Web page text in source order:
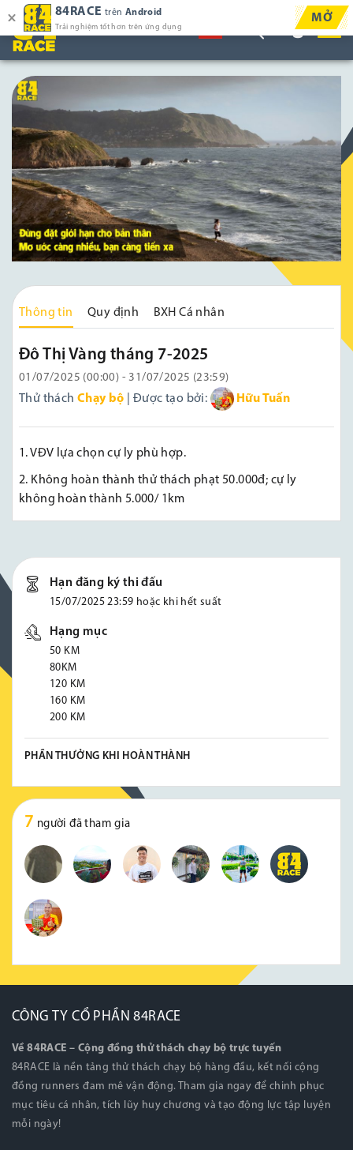
Thông tin Quy định BXH Cá nhân
Đô Thị Vàng tháng 7-2025
01/07/2025 (00:00) - 31/07/2025 (23:59)
Thử thách Chạy bộ | Được tạo bởi: Hữu Tuấn
1. VĐV lựa chọn cự ly phù hợp.
2. Không hoàn thành thử thách phạt 50.000đ; cự ly
không hoàn thành 5.000/ 1km
Hạn đăng ký thi đấu
15/07/2025 23:59 hoặc khi hết suất
Hạng mục
50 KM
80KM
120 KM
160 KM
200 KM
PHẦN THƯỞNG KHI HOÀN THÀNH
7 người đã tham gia
CÔNG TY CỔ PHẦN 84RACE
Về 84RACE – Cộng đồng thử thách chạy bộ trực tuyến
84RACE là nền tảng thử thách chạy bộ hàng đầu, kết nối cộng
đồng runners đam mê vận động. Tham gia ngay để chinh phục
mục tiêu cá nhân, tích lũy huy chương và tạo động lực tập luyện
mỗi ngày!
84RACE trên Android
Trải nghiệm tốt hơn trên ứng dụng
MỞ